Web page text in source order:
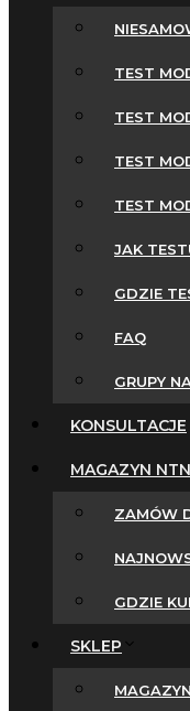
TEST
TEST
TEST
TEST
JAK
GDZIE
FAQ
GRUPY
KONSULTACJE
MAGAZYN NTN
ZAMÓW
GDZIE
SKLEP